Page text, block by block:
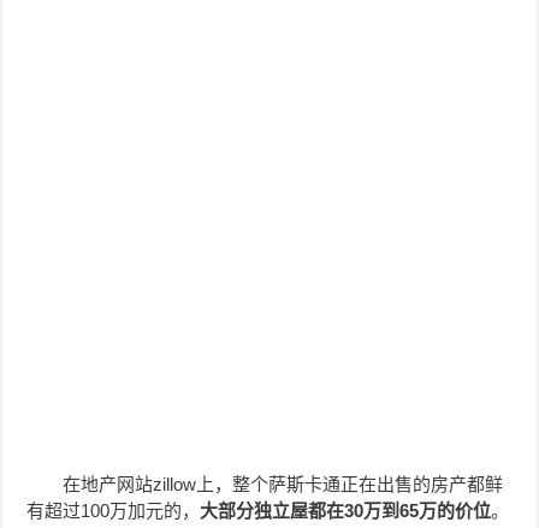
在地产网站zillow上，整个萨斯卡通正在出售的房产都鲜
有超过100万加元的， 大部分独立屋都在30万到65万的价位。